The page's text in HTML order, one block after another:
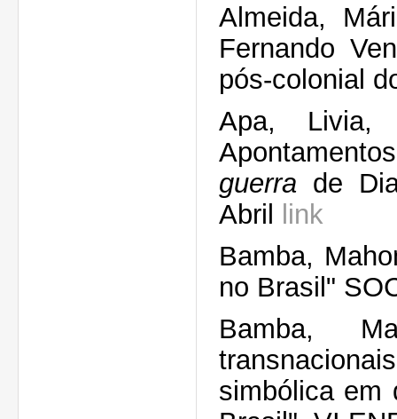
Almeida,
Fernando
pós-colonial
Apa, Livia,
guerra de
Abril link
Bamba,
no Brasil"
Bamba,
simbólica em